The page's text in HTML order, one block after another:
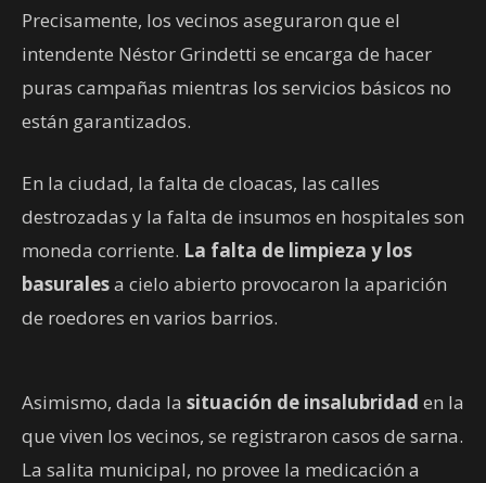
Precisamente, los vecinos aseguraron que el
intendente Néstor Grindetti se encarga de hacer
puras campañas mientras los servicios básicos no
están garantizados.
En la ciudad, la falta de cloacas, las calles
destrozadas y la falta de insumos en hospitales son
moneda corriente. La falta de limpieza y los
basuralesa cielo abierto provocaron la aparición
de roedores en varios barrios.
Asimismo, dada la situación de insalubridad en la
que viven los vecinos, se registraron casos de sarna.
La salita municipal, no provee la medicación a